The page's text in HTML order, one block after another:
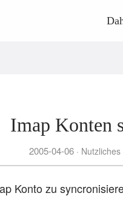
Imap Konten
2005-04-06 Nutzliches
Konto zu